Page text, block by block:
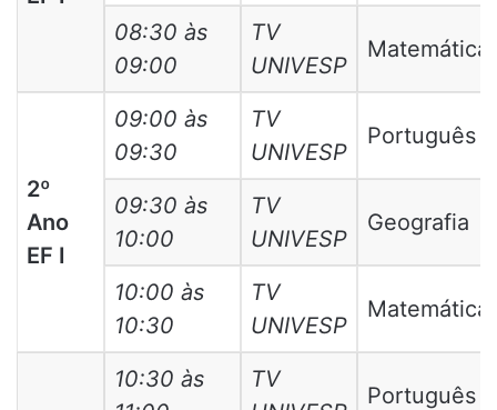
08:30 às
09:00
TV
UNIVESP
Matemática
2º
Ano
EF I
09:00 às
09:30
TV
UNIVESP
Português
09:30 às
10:00
TV
UNIVESP
Geografia
10:00 às
10:30
TV
UNIVESP
Matemática
10:30 às
TV
Português